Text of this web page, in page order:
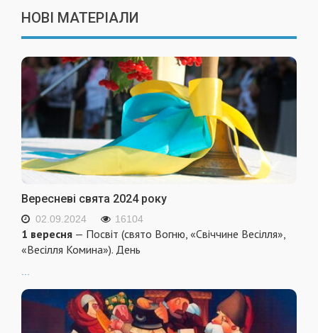
НОВІ МАТЕРІАЛИ
Вересневі свята 2024 року
02.09.2024 16104
1 вересня — Посвіт (свято Вогню, «Свіччине Весілля»,
«Весілля Комина»). День
...